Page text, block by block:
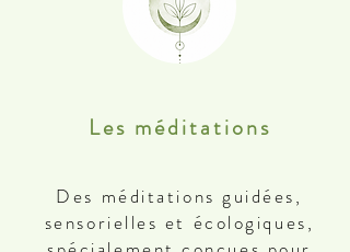
Les méditations
Des méditations guidées,
sensorielles et écologiques,